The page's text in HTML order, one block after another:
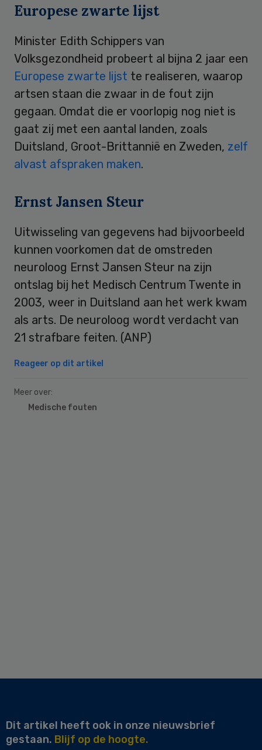
Europese zwarte lijst
Minister Edith Schippers van
Volksgezondheid probeert al bijna 2 jaar een
Europese zwarte lijst te realiseren, waarop
artsen staan die zwaar in de fout zijn
gegaan. Omdat die er voorlopig nog niet is
gaat zij met een aantal landen, zoals
Duitsland, Groot-Brittannië en Zweden, zelf
alvast afspraken maken.
Ernst Jansen Steur
Uitwisseling van gegevens had bijvoorbeeld
kunnen voorkomen dat de omstreden
neuroloog Ernst Jansen Steur na zijn
ontslag bij het Medisch Centrum Twente in
2003, weer in Duitsland aan het werk kwam
als arts. De neuroloog wordt verdacht van
21 strafbare feiten. (ANP)
Reageer op dit artikel
Meer over:
Medische fouten
Dit artikel heeft ook in onze nieuwsbrief
gestaan. Blijf op de hoogte.